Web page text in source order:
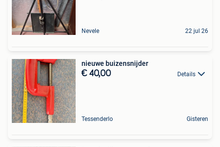
Nevele 22 jul 26
nieuwe buizensnijder
€ 40,00 Details
Tessenderlo Gisteren